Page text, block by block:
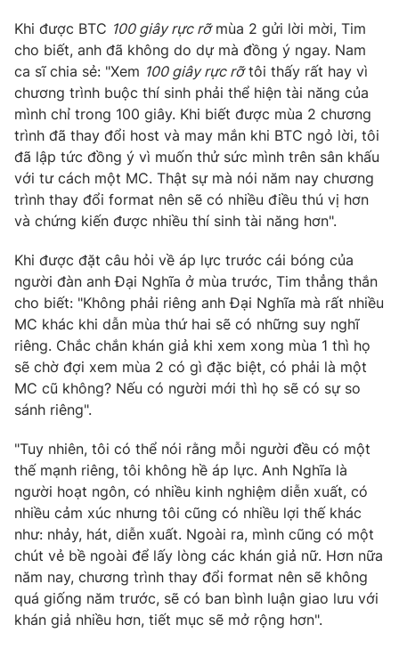
Thế giới đó đây
Câu chuyện quốc tế
Tài chính
Thị trường
Góc doanh nghiệp
Dữ liệu và đời sống
Truyền hình
Phim VTV
Hậu trường
Nhân vật
Khán giả
Giải sao mai
Giải trí
Điện ảnh
Âm nhạc
Sao
Đời sống
Làm đẹp
Chất lượng cuộc sống
Giáo dục
Tuyển sinh
Học trực tuyến
Công nghệ
Hitech Công nghệ tương lai
Sản phẩm
Thị trường
Tư vấn
Giao lưu trực tuyến
Lịch phát sóng
Chuyên mục khác
Emagazine Podcast
Photo Infographic
Video Shorts video
Khi được BTC 100 giây rực rỡmùa 2 gửi lời mời, Tim
cho biết, anh đã không do dự mà đồng ý ngay. Nam
ca sĩ chia sẻ: "Xem 100 giây rực rỡtôi thấy rất hay vì
chương trình buộc thí sinh phải thể hiện tài năng của
mình chỉ trong 100 giây. Khi biết được mùa 2 chương
trình đã thay đổi host và may mắn khi BTC ngỏ lời, tôi
đã lập tức đồng ý vì muốn thử sức mình trên sân khấu
với tư cách một MC. Thật sự mà nói năm nay chương
trình thay đổi format nên sẽ có nhiều điều thú vị hơn
và chứng kiến được nhiều thí sinh tài năng hơn".
Khi được đặt câu hỏi về áp lực trước cái bóng của
người đàn anh Đại Nghĩa ở mùa trước, Tim thẳng thắn
cho biết: "Không phải riêng anh Đại Nghĩa mà rất nhiều
MC khác khi dẫn mùa thứ hai sẽ có những suy nghĩ
riêng. Chắc chắn khán giả khi xem xong mùa 1 thì họ
sẽ chờ đợi xem mùa 2 có gì đặc biệt, có phải là một
MC cũ không? Nếu có người mới thì họ sẽ có sự so
sánh riêng".
"Tuy nhiên, tôi có thể nói rằng mỗi người đều có một
thế mạnh riêng, tôi không hề áp lực. Anh Nghĩa là
người hoạt ngôn, có nhiều kinh nghiệm diễn xuất, có
nhiều cảm xúc nhưng tôi cũng có nhiều lợi thế khác
như: nhảy, hát, diễn xuất. Ngoài ra, mình cũng có một
chút vẻ bề ngoài để lấy lòng các khán giả nữ. Hơn nữa
năm nay, chương trình thay đổi format nên sẽ không
quá giống năm trước, sẽ có ban bình luận giao lưu với
khán giả nhiều hơn, tiết mục sẽ mở rộng hơn".